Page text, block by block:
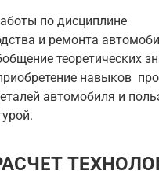
по дисциплине
и ремонта
теоретических
навыков
автомобиля и
РАСЧЕТ